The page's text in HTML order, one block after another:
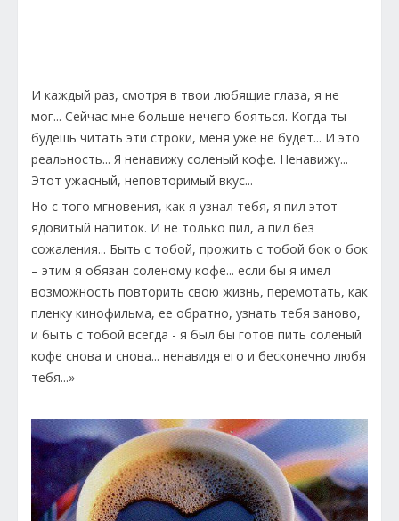
И каждый раз, смотря в твои любящие глаза, я не
мог... Сейчас мне больше нечего бояться. Когда ты
будешь читать эти строки, меня уже не будет... И это
реальность... Я ненавижу соленый кофе. Ненавижу...
Этот ужасный, неповторимый вкус...
Но с того мгновения, как я узнал тебя, я пил этот
ядовитый напиток. И не только пил, а пил без
сожаления... Быть с тобой, прожить с тобой бок о бок
– этим я обязан соленому кофе... если бы я имел
возможность повторить свою жизнь, перемотать, как
пленку кинофильма, ее обратно, узнать тебя заново,
и быть с тобой всегда - я был бы готов пить соленый
кофе снова и снова... ненавидя его и бесконечно любя
тебя...»